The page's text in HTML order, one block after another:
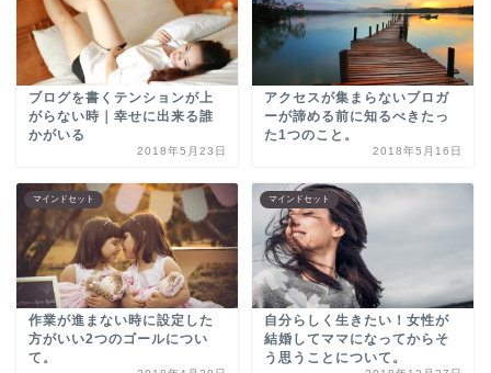
ブログを書くテンションが上
がらない時｜幸せに出来る誰
かがいる
2018年5月23日
アクセスが集まらないブロガ
ーが諦める前に知るべきたっ
た1つのこと。
2018年5月16日
マインドセット
作業が進まない時に設定した
方がいい2つのゴールについ
て。
マインドセット
自分らしく生きたい！女性が
結婚してママになってからそ
う思うことについて。